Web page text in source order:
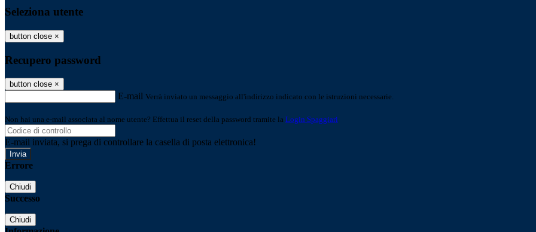
Seleziona utente
button close ×
Recupero password
button close ×
E-mail Verrà inviato un messaggio all'indirizzo indicato con le istruzioni necessarie.
Non hai una e-mail associata al nome utente? Effettua il reset della password tramite la Login Spaggiari
E-mail inviata, si prega di controllare la casella di posta elettronica!
Errore
Chiudi
Successo
Chiudi